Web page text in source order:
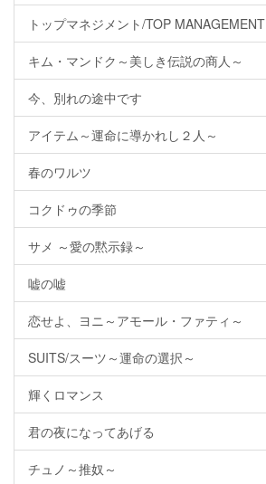
トップマネジメント/TOP MANAGEMENT
キム・マンドク～美しき伝説の商人～
今、別れの途中です
アイテム～運命に導かれし２人～
春のワルツ
コクドゥの季節
サメ ～愛の黙示録～
嘘の嘘
恋せよ、ヨニ～アモール・ファティ～
SUITS/スーツ～運命の選択～
輝くロマンス
君の夜になってあげる
チュノ～推奴～